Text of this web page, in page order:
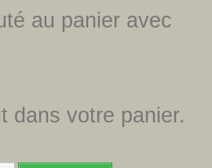
au panier avec
dans votre panier.